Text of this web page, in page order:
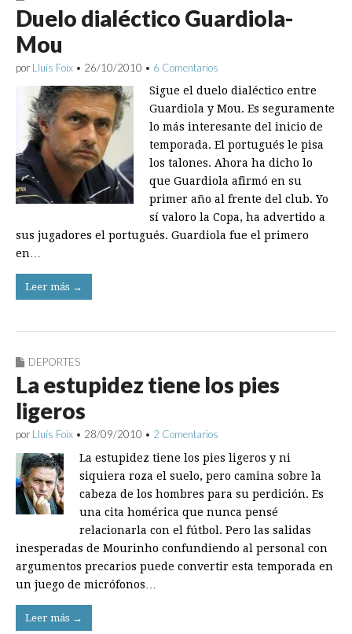
Duelo dialéctico Guardiola-
Mou
por Lluís Foix • 26/10/2010 • 6 Comentarios
Sigue el duelo dialéctico entre
Guardiola y Mou. Es seguramente
lo más interesante del inicio de
temporada. El portugués le pisa
los talones. Ahora ha dicho lo
que Guardiola afirmó en su
primer año al frente del club. Yo
sí valoro la Copa, ha advertido a
sus jugadores el portugués. Guardiola fue el primero
en…
Leer más →
DEPORTES
La estupidez tiene los pies
ligeros
por Lluís Foix • 28/09/2010 • 2 Comentarios
La estupidez tiene los pies ligeros y ni
siquiera roza el suelo, pero camina sobre la
cabeza de los hombres para su perdición. Es
una cita homérica que nunca pensé
relacionarla con el fútbol. Pero las salidas
inesperadas de Mourinho confundiendo al personal con
argumentos precarios puede convertir esta temporada en
un juego de micrófonos…
Leer más →